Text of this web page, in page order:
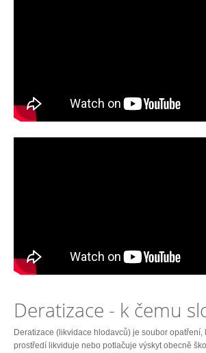
Deratizace - k čemu
Deratizace (likvidace hlodavců) je soubor opatření,
prostředí likviduje nebo potlačuje výskyt obecně